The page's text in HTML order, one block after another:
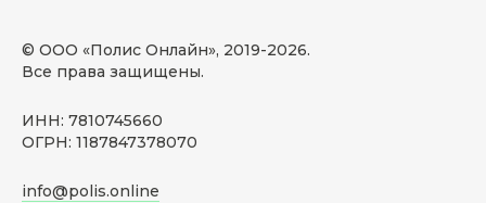
© ООО «Полис Онлайн», 2019-2026.
Все права защищены.
ИНН: 7810745660
ОГРН: 1187847378070
info@polis.online